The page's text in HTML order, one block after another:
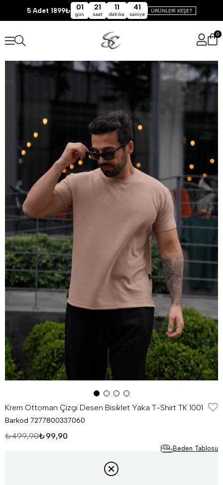
5 Adet 1899₺ 01
gün
21
saat
11
dakika
41
saniye
ÜRÜNLERİ KEŞET
0
Krem Ottoman Çizgi Desen Bisiklet Yaka T-Shirt TK 1001
Barkod 7277800337060
₺499,90₺99,90
Beden Tablosu